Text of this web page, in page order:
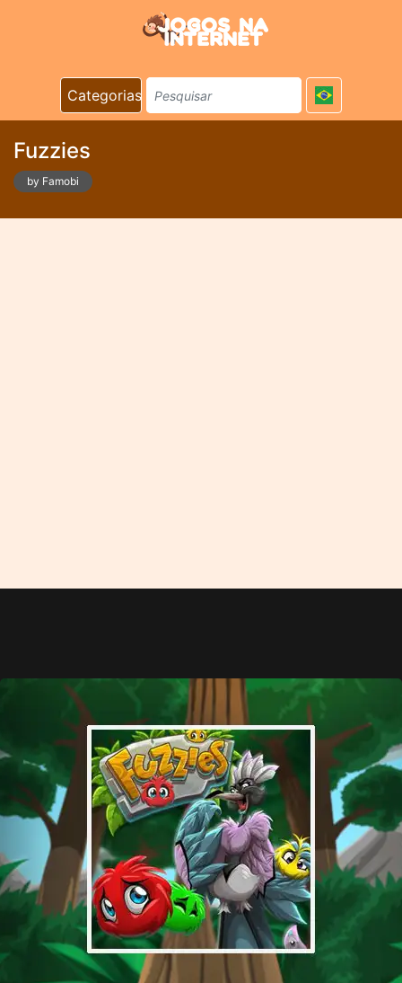
Categorias
Fuzzies
by Famobi